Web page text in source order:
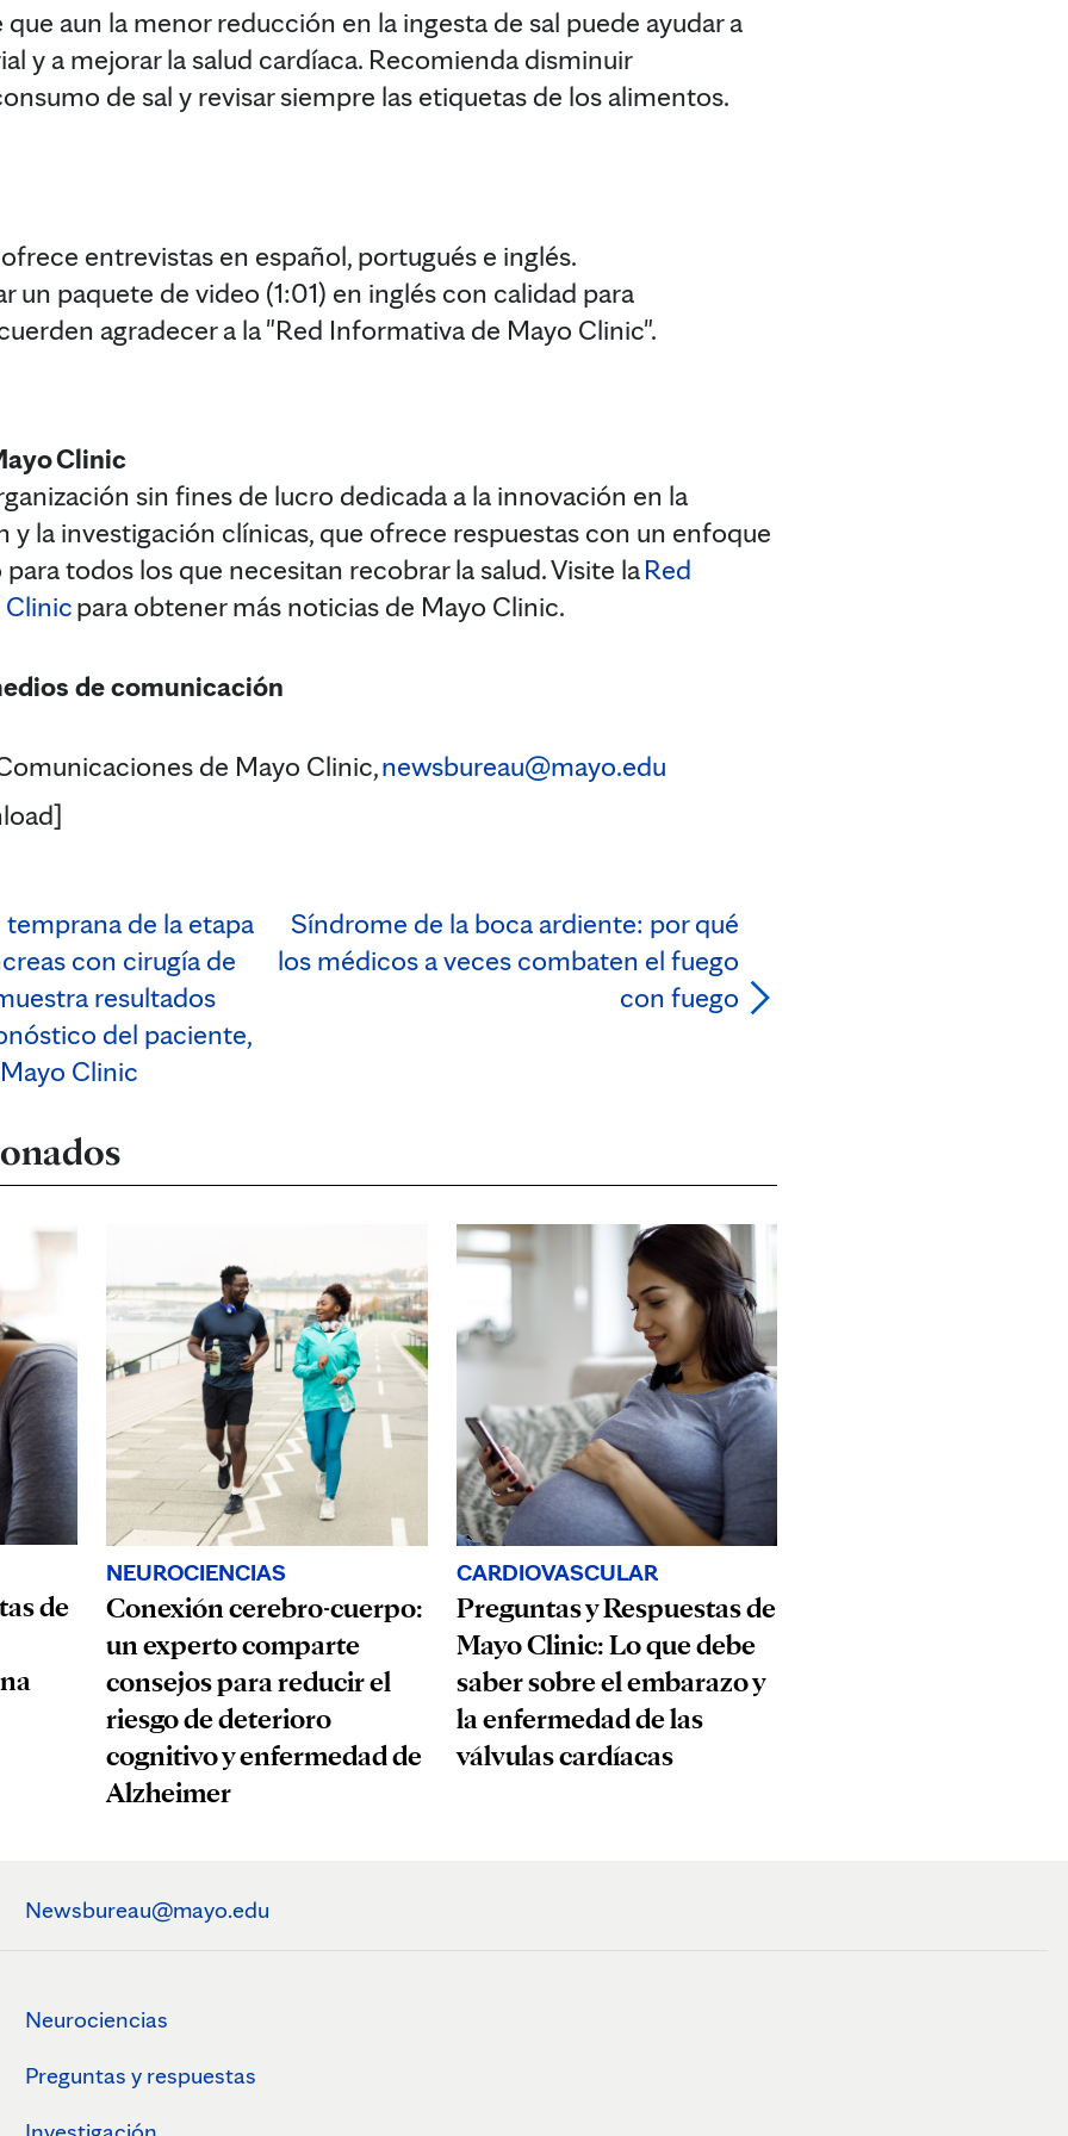
aun la menor reducción en la ingesta de sal puede ayudar a
y a mejorar la salud cardíaca. Recomienda disminuir
de sal y revisar siempre las etiquetas de los alimentos.
entrevistas en español, portugués e inglés.
un paquete de video (1:01) en inglés con calidad para
agradecer a la "Red Informativa de Mayo Clinic".
Clinic
sin fines de lucro dedicada a la innovación en la
y la investigación clínicas, que ofrece respuestas con un enfoque
todos los que necesitan recobrar la salud. Visite laRed
para obtener más noticias de Mayo Clinic.
de comunicación
de Mayo Clinic,newsbureau@mayo.edu
de la etapa
con cirugía de
resultados
del paciente,
Clinic
Síndrome de la boca ardiente: por qué
los médicos a veces combaten el fuego
con fuego
de
NEUROCIENCIAS
Conexión cerebro-cuerpo:
un experto comparte
consejos para reducir el
riesgo de deterioro
cognitivo y enfermedad de
Alzheimer
CARDIOVASCULAR
Preguntas y Respuestas de
Mayo Clinic: Lo que debe
saber sobre el embarazo y
la enfermedad de las
válvulas cardíacas
Newsbureau@mayo.edu
Neurociencias
Preguntas y respuestas